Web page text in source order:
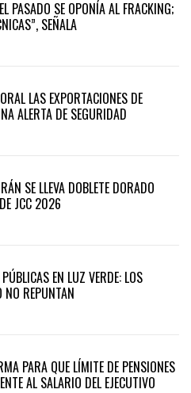
PASADO SE OPONÍA AL FRACKING;
SEÑALA
LAS EXPORTACIONES DE
ALERTA DE SEGURIDAD
SE LLEVA DOBLETE DORADO
JCC 2026
EN LUZ VERDE: LOS
NO REPUNTAN
PARA QUE LÍMITE DE PENSIONES
AL SALARIO DEL EJECUTIVO